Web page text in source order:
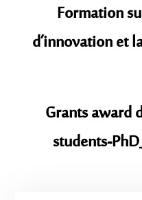
Formation
d’innovation et
Grants award
students-